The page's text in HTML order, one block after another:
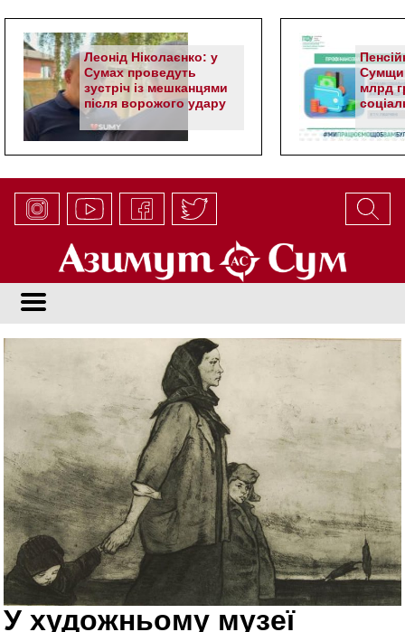
Леонід Ніколаєнко: у
Сумах проведуть
зустріч із мешканцями
після ворожого удару
млрд
У художньому музеї